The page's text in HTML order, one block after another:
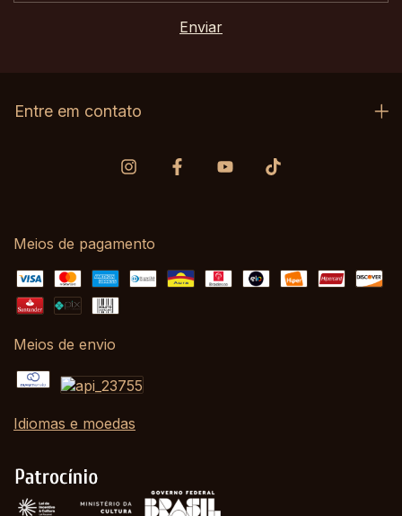
Entre em contato
Meios de pagamento
Meios de envio
Idiomas e moedas